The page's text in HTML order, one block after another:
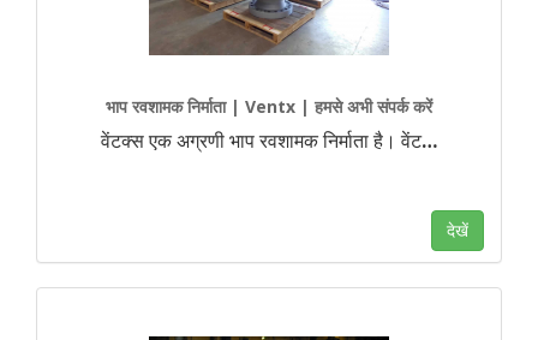
भाप रवशामक निर्माता | Ventx | हमसे अभी संपर्क करें
वेंटक्स एक अग्रणी भाप रवशामक निर्माता है। वेंट…
देखें